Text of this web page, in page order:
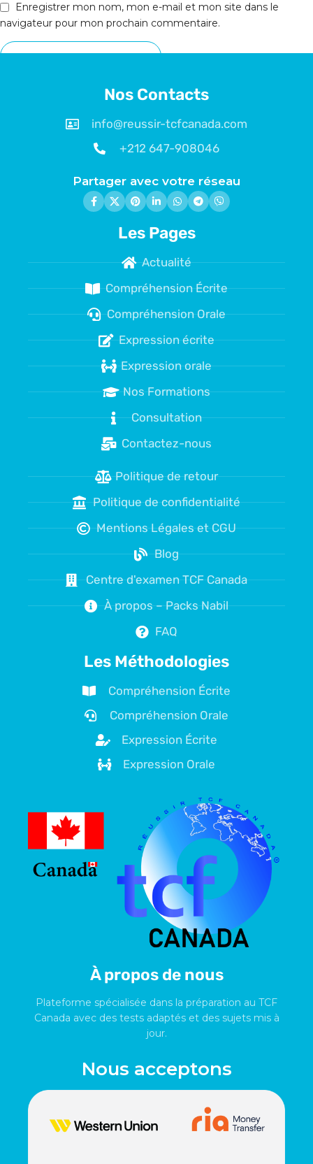
Enregistrer mon nom, mon e-mail et mon site dans le
navigateur pour mon prochain commentaire.
Nos Contacts
info@reussir-tcfcanada.com
+212 647-908046
Partager avec votre réseau
Les Pages
Actualité
Compréhension Écrite
Compréhension Orale
Expression écrite
Expression orale
Nos Formations
Consultation
Contactez-nous
Politique de retour
Politique de confidentialité
Mentions Légales et CGU
Blog
Centre d'examen TCF Canada
À propos – Packs Nabil
FAQ
Les Méthodologies
Compréhension Écrite
Compréhension Orale
Expression Écrite
Expression Orale
À propos de nous
Plateforme spécialisée dans la préparation au TCF
Canada avec des tests adaptés et des sujets mis à
jour.
Nous acceptons